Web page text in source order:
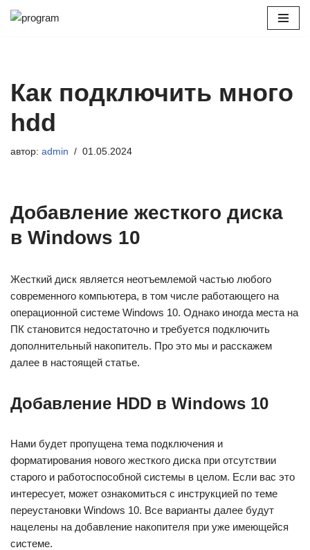
Как подключить много
hdd
автор: admin 01.05.2024
Добавление жесткого диска
в Windows 10
Жесткий диск является неотъемлемой частью любого
современного компьютера, в том числе работающего на
операционной системе Windows 10. Однако иногда места на
ПК становится недостаточно и требуется подключить
дополнительный накопитель. Про это мы и расскажем
далее в настоящей статье.
Добавление HDD в Windows 10
Нами будет пропущена тема подключения и
форматирования нового жесткого диска при отсутствии
старого и работоспособной системы в целом. Если вас это
интересует, может ознакомиться с инструкцией по теме
переустановки Windows 10. Все варианты далее будут
нацелены на добавление накопителя при уже имеющейся
системе.